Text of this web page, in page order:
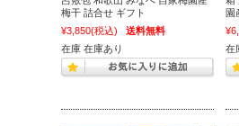
梅干 詰合せ ギフト
¥3,850(税込)
送料無料
在庫 在庫あり
園
在